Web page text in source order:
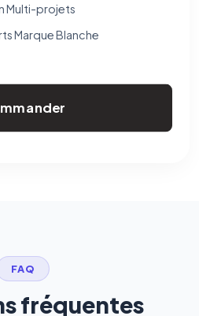
Multi-projets
Marque Blanche
FAQ
fréquentes